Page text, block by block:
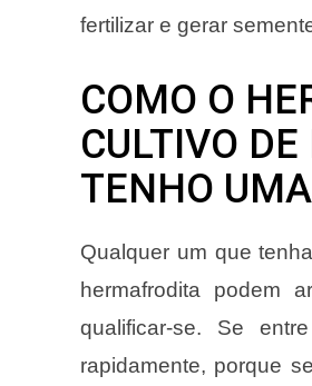
fertilizar e gerar
COMO O
CULTIVO
TENHO
Qualquer um que
hermafrodita podem
qualificar-se. Se
rapidamente, porque